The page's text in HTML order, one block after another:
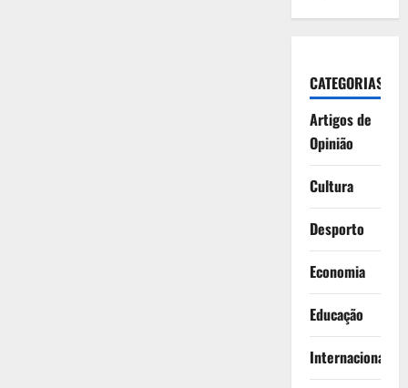
CATEGORIAS
Artigos de
Opinião
Cultura
Desporto
Economia
Educação
Internacionais